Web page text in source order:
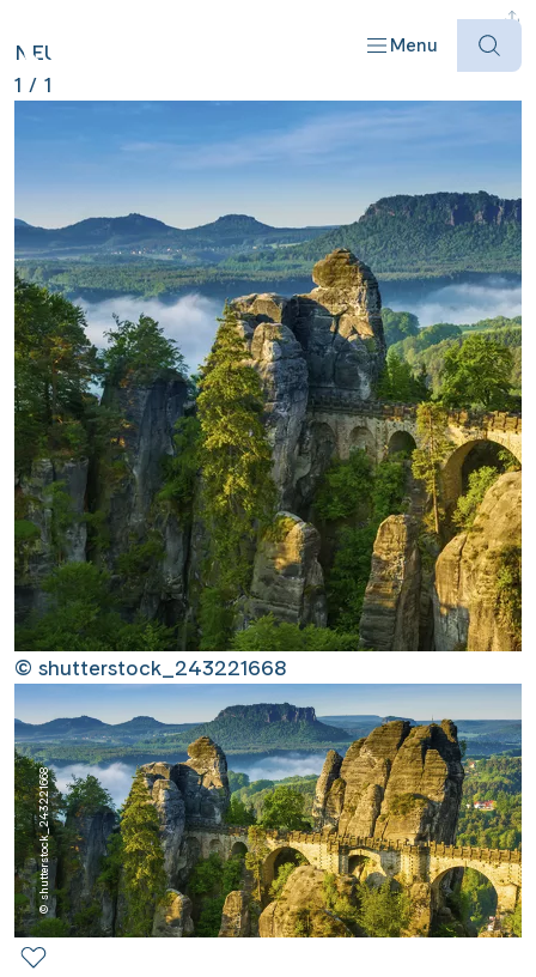
Menu
Offres
Destinations
Bateaux
Informations
Contact
Mentions légales
Contact professionnel
Hotline +41 71 552 40 30CH|DE
NEU
1 / 1
© shutterstock_243221668
© shutterstock_243221668